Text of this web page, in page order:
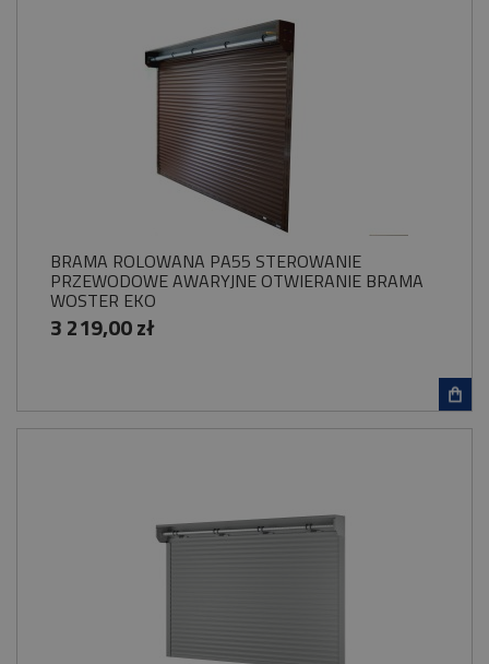
BRAMA ROLOWANA PA55 STEROWANIE
PRZEWODOWE AWARYJNE OTWIERANIE BRAMA
WOSTER EKO
3 219,00 zł